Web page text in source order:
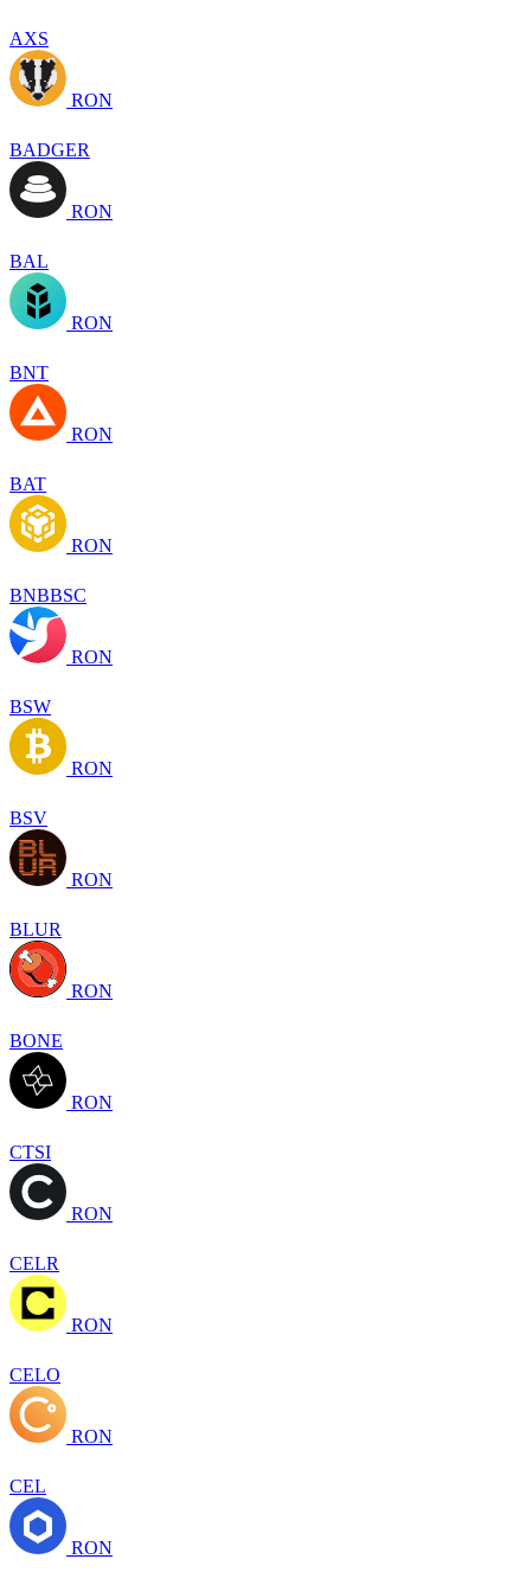
AXS
RON
BADGER
RON
BAL
RON
BNT
RON
BAT
RON
BNBBSC
RON
BSW
RON
BSV
RON
BLUR
RON
BONE
RON
CTSI
RON
CELR
RON
CELO
RON
CEL
RON